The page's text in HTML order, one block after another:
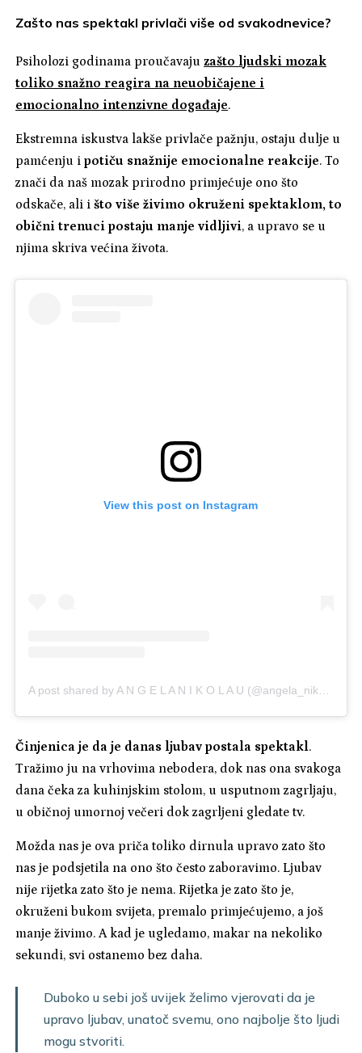
Zašto nas spektakl privlači više od svakodnevice?
Psiholozi godinama proučavajuzašto ljudski mozak
toliko snažno reagira na neuobičajene i
emocionalno intenzivne događaje.
Ekstremna iskustva lakše privlače pažnju, ostaju dulje u
pamćenju ipotiču snažnije emocionalne reakcije. To
znači da naš mozak prirodno primjećuje ono što
odskače, ali išto više živimo okruženi spektaklom, to
obični trenuci postaju manje vidljivi, a upravo se u
njima skriva većina života.
View this post on Instagram
Činjenica je da je danas ljubav postala spektakl.
Tražimo ju na vrhovima nebodera, dok nas ona svakoga
dana čeka za kuhinjskim stolom, u usputnom zagrljaju,
u običnoj umornoj večeri dok zagrljeni gledate tv.
Možda nas je ova priča toliko dirnula upravo zato što
nas je podsjetila na ono što često zaboravimo. Ljubav
nije rijetka zato što je nema. Rijetka je zato što je,
okruženi bukom svijeta, premalo primjećujemo, a još
manje živimo. A kad je ugledamo, makar na nekoliko
sekundi, svi ostanemo bez daha.
Duboko u sebi još uvijek želimo vjerovati da je
upravo ljubav, unatoč svemu, ono najbolje što ljudi
mogu stvoriti.